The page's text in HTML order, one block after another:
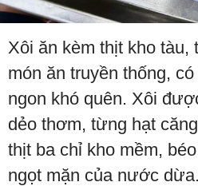
Xôi ăn kèm thịt kho tàu,
món ăn truyền thống,
ngon khó quên. Xôi
dẻo thơm, từng hạt
thịt ba chỉ kho mềm,
ngọt mặn của nước